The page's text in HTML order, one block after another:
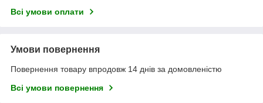
Всі умови оплати
Умови повернення
Повернення товару впродовж 14 днів за домовленістю
Всі умови повернення